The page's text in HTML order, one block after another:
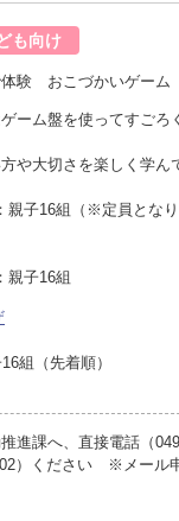
も向け
体験 おこづかいゲーム
ーム盤を使ってすご
や大切さを楽しく学ん
親子16組（※定員とな
親子16組
組（先着順）
進課へ、直接電話（
）ください ※メール